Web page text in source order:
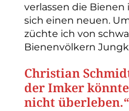
verlassen die
sich einen neuen.
züchte ich von
Bienenvölkern
Christian
der Imker
nicht überleben.“